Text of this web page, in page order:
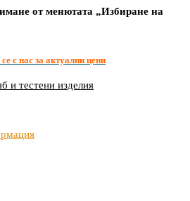
от менютата „Избиране на
с нас за актуални цени
и тестени изделия